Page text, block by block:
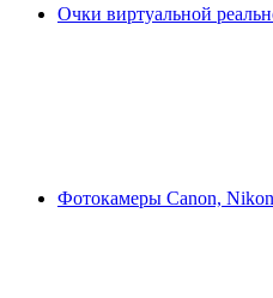
Очки виртуальной
Фотокамеры Canon,